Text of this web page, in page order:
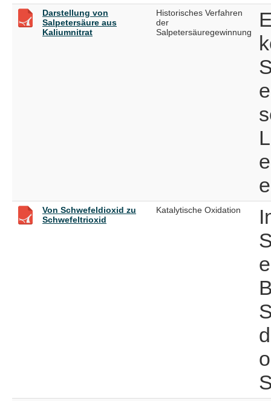
Darstellung von
Salpetersäure aus
Kaliumnitrat
Historisches Verfahren
der
Salpetersäuregewinnung
Von Schwefeldioxid zu
Schwefeltrioxid
Katalytische Oxidation